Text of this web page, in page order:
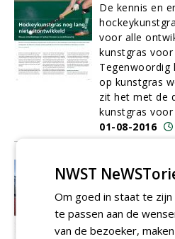
De kennis en
voor alle
kunstgras
Tegenwoordig
op kunstgras
zit het met de
kunstgras voor
01-08-2016
'We moeten
water
Vorig jaar
een ecologisch
bij
NWST
Om goed in staat te
te passen aan de
van de bezoeker,